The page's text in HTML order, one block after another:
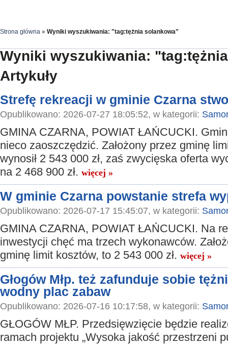
Strona główna » Wyniki wyszukiwania: "tag:tężnia solankowa"
Wyniki wyszukiwania:
Artykuły
Strefę rekreacji w gminie Czarna
Opublikowano: 2026-07-27 18:05:52, w kategorii:
GMINA CZARNA, POWIAT ŁAŃCUCKI.
nieco zaoszczędzić. Założony przez gminę
wynosił 2 543 000 zł, zaś zwycięska oferta
na 2 468 900 zł. więcej »
W gminie Czarna powstanie strefa
Opublikowano: 2026-07-17 15:45:07, w kategorii:
GMINA CZARNA, POWIAT ŁAŃCUCKI. Na
inwestycji chęć ma trzech wykonawców.
gminę limit kosztów, to 2 543 000 zł. więcej »
Głogów Młp. też zafunduje sobie
wodny plac zabaw
Opublikowano: 2026-07-16 10:17:58, w kategorii:
GŁOGÓW MŁP. Przedsięwzięcie będzie
ramach projektu „Wysoka jakość przestrzeni